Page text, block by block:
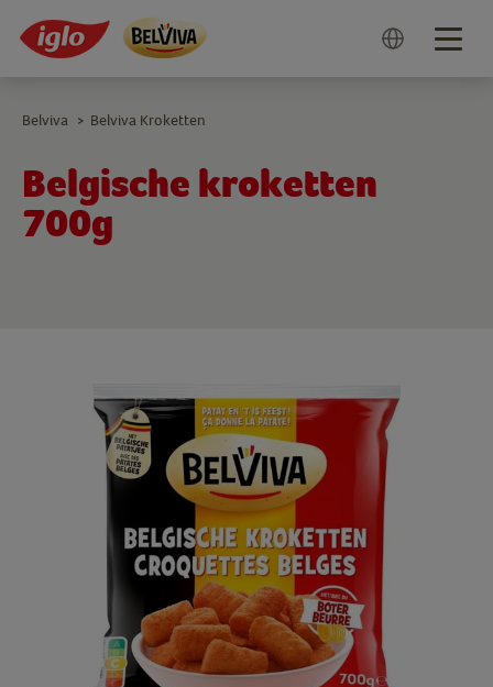
Belgische kroketten
700g
Belviva > Belviva Kroketten